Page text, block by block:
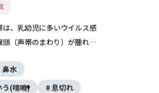
は、乳幼児に多いウイルス感
（声帯のまわり）が腫れて
です。多くは数日で軽快し
が苦しくなることがあり、
鼻水
う(喘鳴)
息切れ